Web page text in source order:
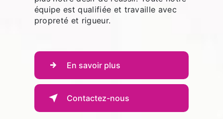
équipe est qualifiée et travaille avec
propreté et rigueur.
En savoir plus
Contactez-nous